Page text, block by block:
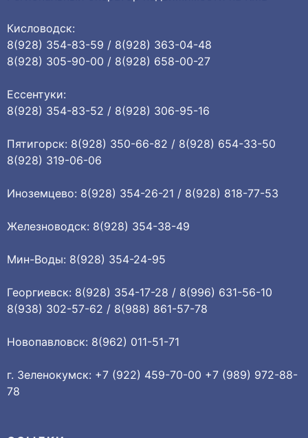
Кисловодск:
8(928) 354-83-59 / 8(928) 363-04-48
8(928) 305-90-00 / 8(928) 658-00-27
Ессентуки:
8(928) 354-83-52 / 8(928) 306-95-16
Пятигорск: 8(928) 350-66-82 / 8(928) 654-33-50
8(928) 319-06-06
Иноземцево: 8(928) 354-26-21 / 8(928) 818-77-53
Железноводск: 8(928) 354-38-49
Мин-Воды: 8(928) 354-24-95
Георгиевск: 8(928) 354-17-28 / 8(996) 631-56-10
8(938) 302-57-62 / 8(988) 861-57-78
Новопавловск: 8(962) 011-51-71
г. Зеленокумск: +7 (922) 459-70-00 +7 (989) 972-88-
78